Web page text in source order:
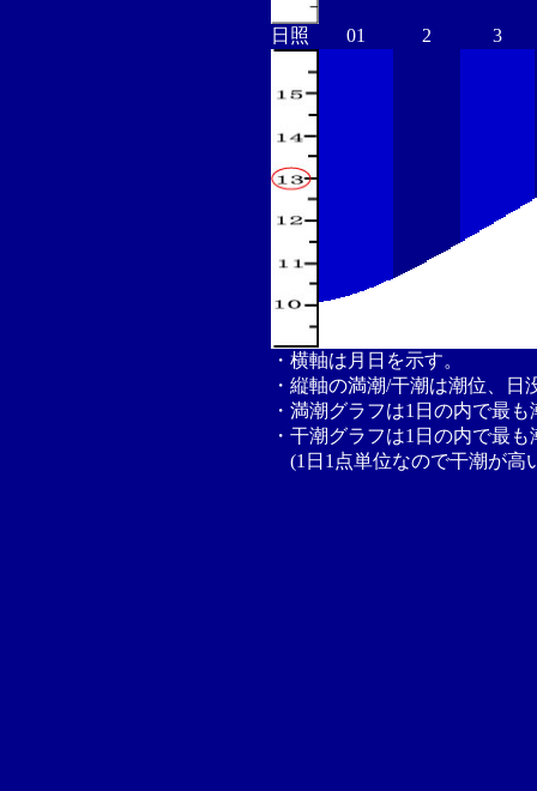
日照 01 2 3
・横軸は月日を示す。
・縦軸の満潮/干潮は潮位、
・満潮グラフは1日の内で最
・干潮グラフは1日の内で最
(1日1点単位なので干潮が高